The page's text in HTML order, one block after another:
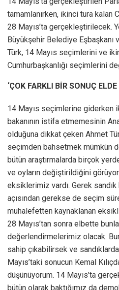
tamamlanırken, ikinci tura kalan
28 Mayıs’ta gerçekleştirilecek.
Büyükşehir Belediye
Türk, 14 Mayıs seçimlerini ve
Cumhurbaşkanlığı seçimlerini
‘ÇOK FARKLI BİR SONUÇ
14 Mayıs seçimlerine giderken
bakanının istifa etmemesinin
olduğuna dikkat çeken Ahmet
seçimden bahsetmek mümkün
bütün araştırmalarda birçok
ve oyların değiştirildiğini
eksiklerimiz vardı. Gerek
açısından gerekse de seçim
muhalefetten kaynaklanan
28 Mayıs’tan sonra elbette
değerlendirmelerimiz olacak.
sahip çıkabilirsek ve
Mayıs’taki sonucun Kemal
düşünüyorum. 14 Mayıs’ta
bütün olarak baktığımız da